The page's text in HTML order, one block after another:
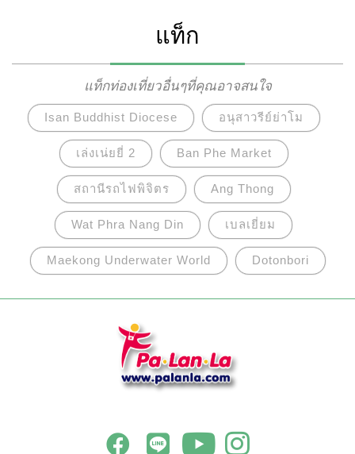
มงคลแล้ว อีกหนึ่งไฮไลท์ของที่นี่คือการเดินเที่ยวชม
ความสวยงามของวิหารและสิ่งปลูกสร้างต่างๆ
ภายในวัดรวมถึงเที่ยวชมการตกแต่งด้วยศิลปะจีนที่มี
ความงดงามเป็นอย่างมาก
แท็ก
แท็กท่องเที่ยวอื่นๆที่คุณอาจสนใจ
Isan Buddhist Diocese อนุสาวรีย์ย่าโม
เล่งเน่ยยี่ 2 Ban Phe Market
สถานีรถไฟพิจิตร Ang Thong
Wat Phra Nang Din เบลเยี่ยม
Maekong Underwater World Dotonbori